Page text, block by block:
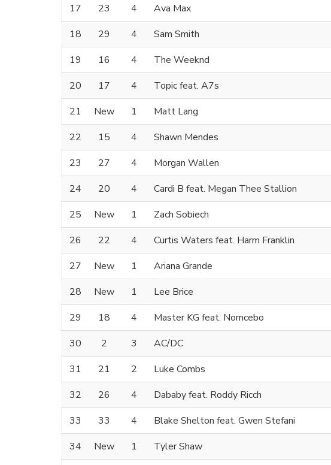
17
23 4 Ava Max
18
29 4 Sam Smith
19
16 4 The Weeknd
20
17 4 Topic feat. A7s
21
New 1 Matt Lang
22
15 4 Shawn Mendes
23
27 4 Morgan Wallen
24
20 4 Cardi B feat. Megan Thee Stallion
25
New 1 Zach Sobiech
26
22 4 Curtis Waters feat. Harm Franklin
27
New 1 Ariana Grande
28
New 1 Lee Brice
29
18 4 Master KG feat. Nomcebo
30
2 3 AC/DC
31
21 2 Luke Combs
32
26 4 Dababy feat. Roddy Ricch
33
33 4 Blake Shelton feat. Gwen Stefani
34
New 1 Tyler Shaw